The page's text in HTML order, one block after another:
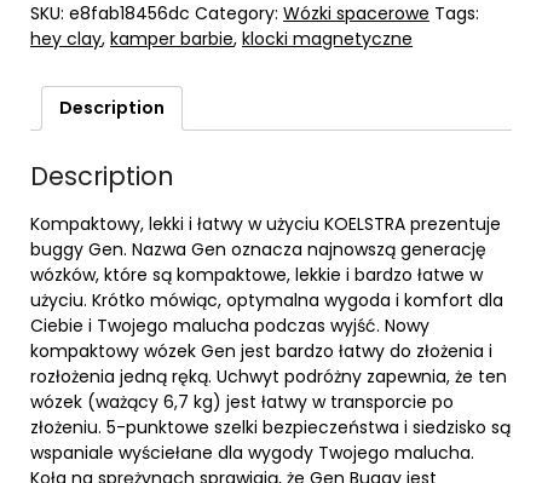
SKU: e8fab18456dc Category: Wózki spacerowe Tags:
hey clay, kamper barbie, klocki magnetyczne
Description
Description
Kompaktowy, lekki i łatwy w użyciu KOELSTRA prezentuje
buggy Gen. Nazwa Gen oznacza najnowszą generację
wózków, które są kompaktowe, lekkie i bardzo łatwe w
użyciu. Krótko mówiąc, optymalna wygoda i komfort dla
Ciebie i Twojego malucha podczas wyjść. Nowy
kompaktowy wózek Gen jest bardzo łatwy do złożenia i
rozłożenia jedną ręką. Uchwyt podróżny zapewnia, że ten
wózek (ważący 6,7 kg) jest łatwy w transporcie po
złożeniu. 5-punktowe szelki bezpieczeństwa i siedzisko są
wspaniale wyściełane dla wygody Twojego malucha.